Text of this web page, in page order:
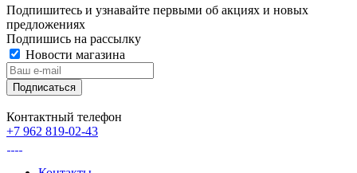
Подпишитесь и узнавайте первыми об акциях и новых
предложениях
Подпишись на рассылку
Новости магазина
Контактный телефон
+7 962 819-02-43